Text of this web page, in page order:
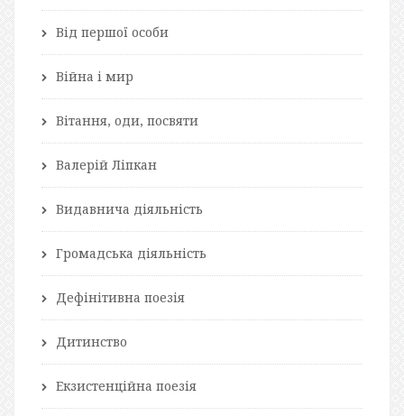
Від першої особи
Війна і мир
Вітання, оди, посвяти
Валерій Ліпкан
Видавнича діяльність
Громадська діяльність
Дефінітивна поезія
Дитинство
Екзистенційна поезія